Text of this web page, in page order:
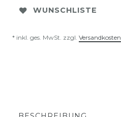
WUNSCHLISTE
* inkl. ges. MwSt. zzgl. Versandkosten